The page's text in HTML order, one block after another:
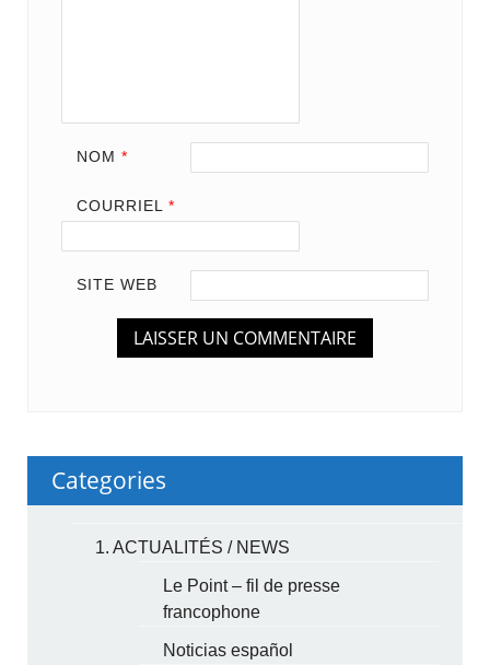
NOM *
COURRIEL *
SITE WEB
Categories
1. ACTUALITÉS / NEWS
Le Point – fil de presse
francophone
Noticias español